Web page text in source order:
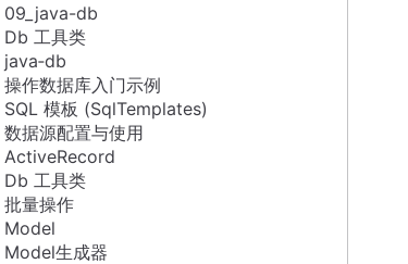
09_java-db
Db 工具类
java‑db
操作数据库入门示例
SQL 模板 (SqlTemplates)
数据源配置与使用
ActiveRecord
Db 工具类
批量操作
Model
Model生成器